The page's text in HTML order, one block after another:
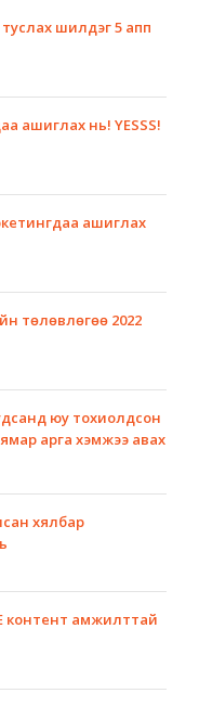
шилдэг 5 апп
ашиглах нь! YESSS!
ашиглах
төлөвлөгөө 2022
юу тохиолдсон
арга хэмжээ авах
хялбар
контент амжилттай